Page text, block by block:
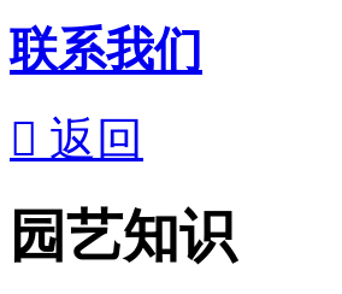
联系我们
 返回
园艺知识